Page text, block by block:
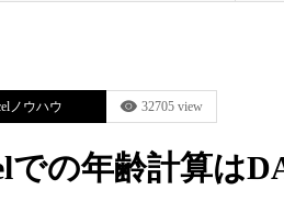
ノウハウ 32705 view
での年齢計算は